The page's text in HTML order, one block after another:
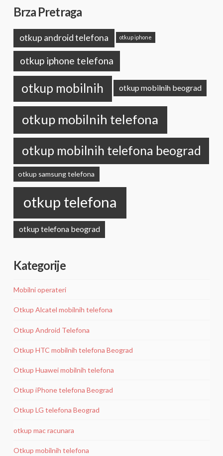
Brza Pretraga
otkup android telefona otkup iphone
otkup iphone telefona
otkup mobilnih otkup mobilnih beograd
otkup mobilnih telefona
otkup mobilnih telefona beograd
otkup samsung telefona
otkup telefona
otkup telefona beograd
Kategorije
Mobilni operateri
Otkup Alcatel mobilnih telefona
Otkup Android Telefona
Otkup HTC mobilnih telefona Beograd
Otkup Huawei mobilnih telefona
Otkup iPhone telefona Beograd
Otkup LG telefona Beograd
otkup mac racunara
Otkup mobilnih telefona